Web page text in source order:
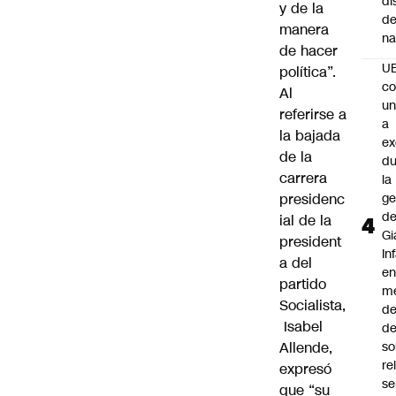
y de la
manera
de hacer
política”.
Al
referirse a
la bajada
de la
carrera
presidenc
ial de la
president
a del
partido
Socialista,
Isabel
Allende,
expresó
que “su
a
la
en